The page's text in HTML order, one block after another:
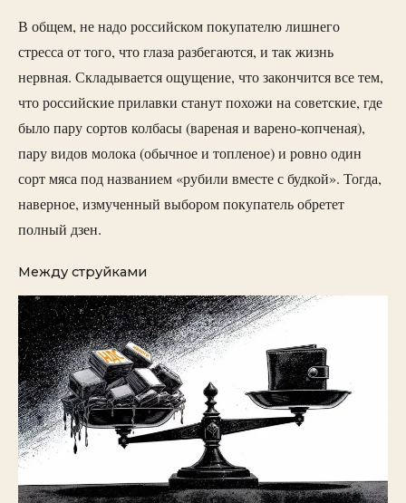
В общем, не надо российском покупателю лишнего
стресса от того, что глаза разбегаются, и так жизнь
нервная. Складывается ощущение, что закончится все тем,
что российские прилавки станут похожи на советские, где
было пару сортов колбасы (вареная и варено-копченая),
пару видов молока (обычное и топленое) и ровно один
сорт мяса под названием «рубили вместе с будкой». Тогда,
наверное, измученный выбором покупатель обретет
полный дзен.
Между струйками